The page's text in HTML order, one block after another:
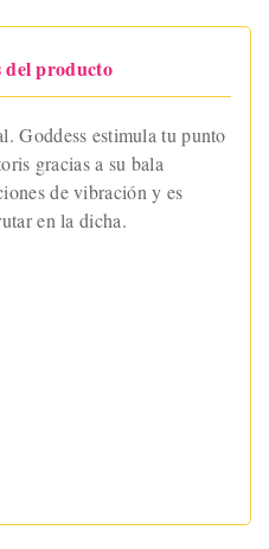
del producto
Goddess estimula tu punto
gracias a su bala
de vibración y es
en la dicha.